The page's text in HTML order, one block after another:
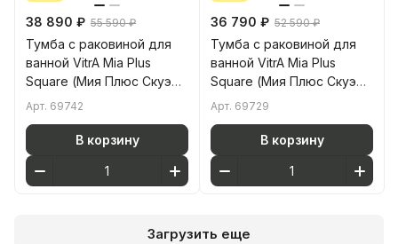
38 890 ₽ 55 590 ₽
Тумба с раковиной для
ванной VitrA Mia Plus
Square (Мия Плюс Скуэр)
69742 80 см глянцевая
Арт. 69742
В корзину
36 790 ₽ 52 590 ₽
Тумба с раковиной для
ванной VitrA Mia Plus
Square (Мия Плюс Скуэр)
69729 60 см антрацит
Арт. 69729
В корзину
Загрузить еще